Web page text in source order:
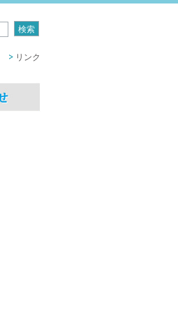
リンク